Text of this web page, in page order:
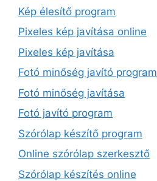
Kép élesítő program
Pixeles kép javítása online
Pixeles kép javítása
Fotó minőség javító program
Fotó minőség javítása
Fotó javító program
Szórólap készítő program
Online szórólap szerkesztő
Szórólap készítés online